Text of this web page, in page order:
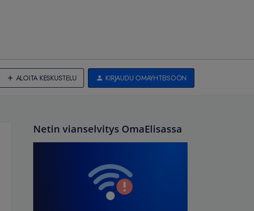
ALOITA KESKUSTELU KIRJAUDU OMAYHTEISÖÖN
Netin vianselvitys OmaElisassa